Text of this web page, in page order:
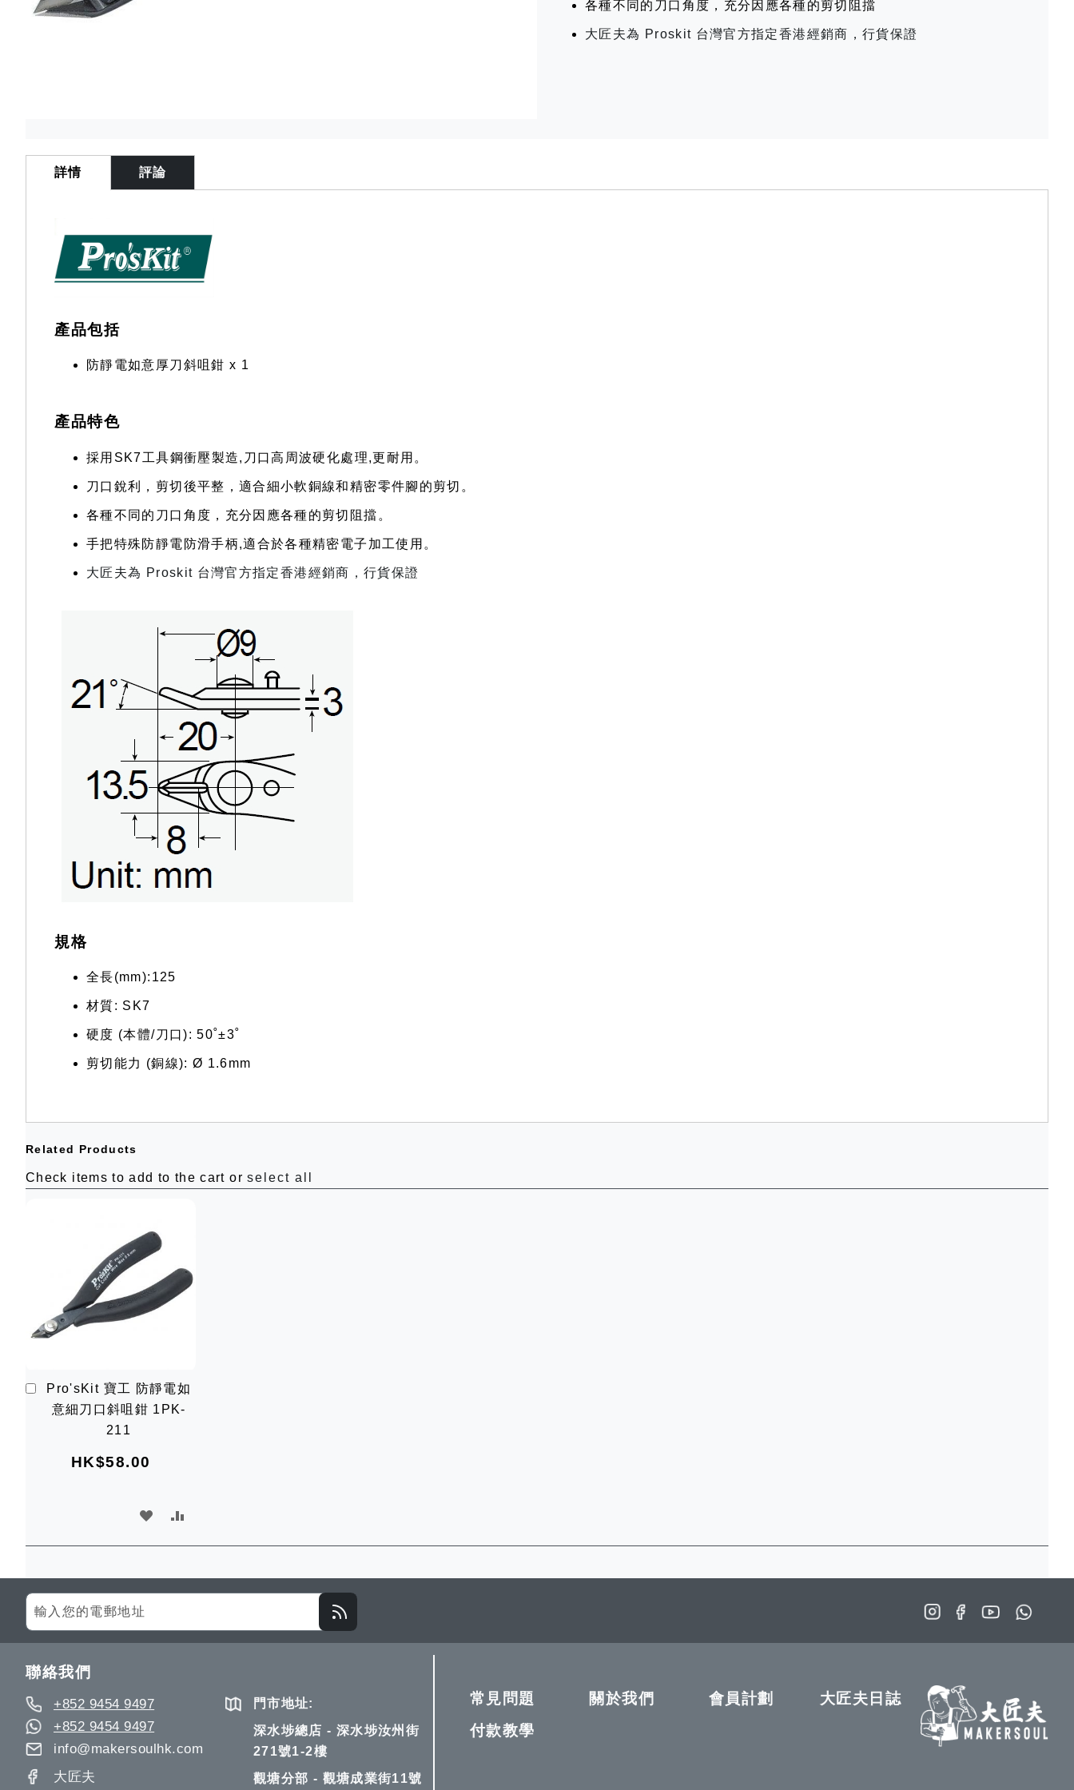
各種不同的刀口角度，充分因應各種的剪切阻擋
大匠夫為 Proskit 台灣官方指定香港經銷商，行貨保證
images
gallery
詳情
產品包括
防靜電如意厚刀斜咀鉗 x 1
產品特色
採用SK7工具鋼衝壓製造,刀口高周波硬化處理,更耐用。
刀口銳利，剪切後平整，適合細小軟銅線和精密零件腳的剪切。
各種不同的刀口角度，充分因應各種的剪切阻擋。
手把特殊防靜電防滑手柄,適合於各種精密電子加工使用。
大匠夫為 Proskit 台灣官方指定香港經銷商，行貨保證
規格
全長(mm):125
材質: SK7
硬度 (本體/刀口): 50˚±3˚
剪切能力 (銅線): Ø 1.6mm
評論
Related Products
Check items to add to the cart orselect all
Pro'sKit 寶工 防靜電如
意細刀口斜咀鉗 1PK-
211
HK$58.00
加
Sign
Up
for
Our
聯絡我們
+852 9454 9497
+852 9454 9497
info@makersoulhk.com
大匠夫
門市地址:
深水埗總店 - 深水埗汝州街
271號1-2樓
觀塘分部 - 觀塘成業街11號
常見問題 關於我們 會員計劃
大匠夫日誌
付款教學